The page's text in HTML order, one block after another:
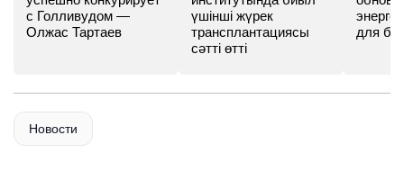
с Голливудом —
Олжас Тартаев
үшінші жүрек
трансплантациясы
сәтті өтті
для
Новости